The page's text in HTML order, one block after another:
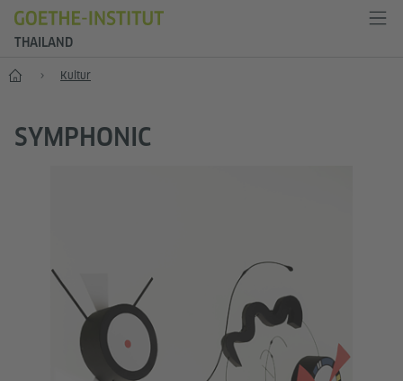
THAILAND
Start Kultur
SYMPHONIC